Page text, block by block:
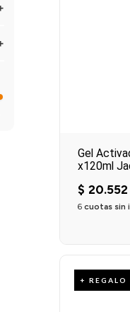
Gel
x120ml
$ 20.552
6cuotas sin
+ REGALO